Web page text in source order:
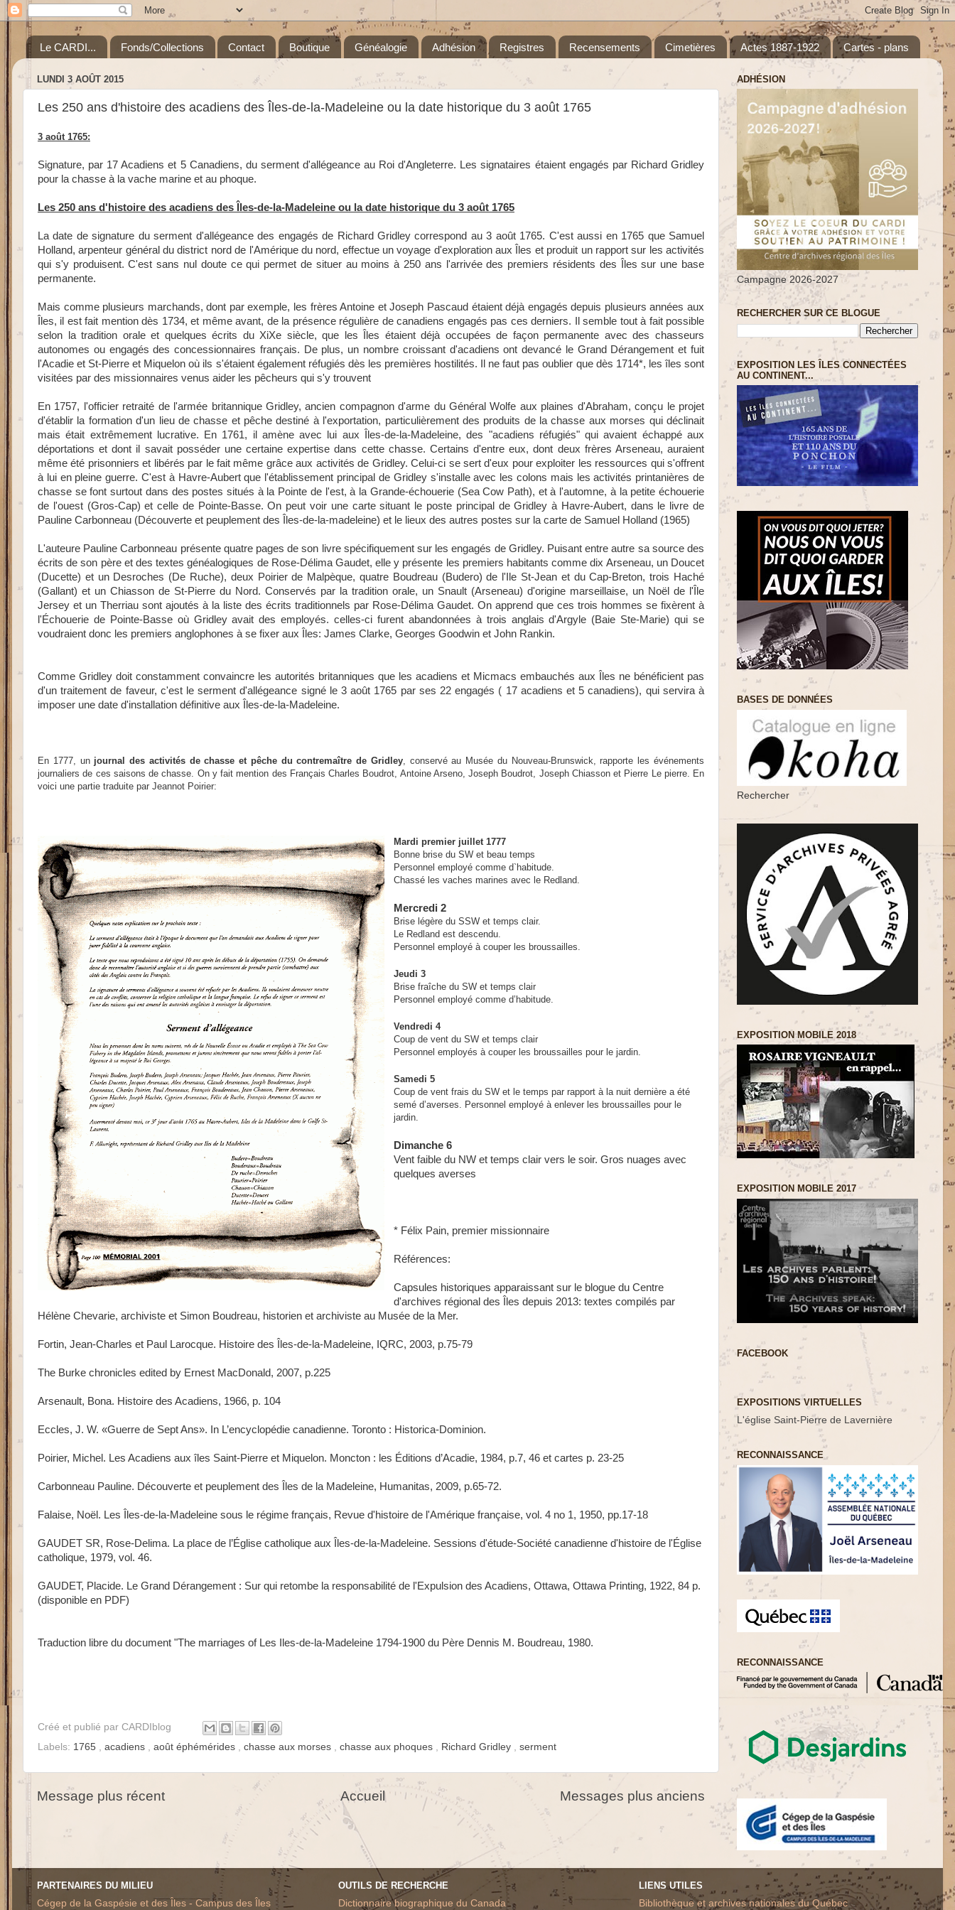
Le CARDI... Fonds/Collections Contact Boutique Généalogie Adhésion Registres Recensements Cimetières Actes 1887-1922 Cartes - plans
LUNDI 3 AOÛT 2015
Les 250 ans d'histoire des acadiens des Îles-de-la-Madeleine ou la date historique du 3 août 1765
3 août 1765:
Signature, par 17 Acadiens et 5 Canadiens, du serment d'allégeance au Roi d'Angleterre. Les signataires étaient engagés par Richard Gridley
pour la chasse à la vache marine et au phoque.
Les 250 ans d'histoire des acadiens des Îles-de-la-Madeleine ou la date historique du 3 août 1765
La date de signature du serment d'allégeance des engagés de Richard Gridley correspond au 3 août 1765. C'est aussi en 1765 que Samuel
Holland, arpenteur général du district nord de l'Amérique du nord, effectue un voyage d'exploration aux Îles et produit un rapport sur les activités
qui s'y produisent. C'est sans nul doute ce qui permet de situer au moins à 250 ans l'arrivée des premiers résidents des Îles sur une base
permanente.
Mais comme plusieurs marchands, dont par exemple, les frères Antoine et Joseph Pascaud étaient déjà engagés depuis plusieurs années aux
Îles, il est fait mention dès 1734, et même avant, de la présence régulière de canadiens engagés pas ces derniers. Il semble tout à fait possible
selon la tradition orale et quelques écrits du XiXe siècle, que les Îles étaient déjà occupées de façon permanente avec des chasseurs
autonomes ou engagés des concessionnaires français. De plus, un nombre croissant d'acadiens ont devancé le Grand Dérangement et fuit
l'Acadie et St-Pierre et Miquelon où ils s'étaient également réfugiés dès les premières hostilités. Il ne faut pas oublier que dès 1714*, les îles sont
visitées par des missionnaires venus aider les pêcheurs qui s'y trouvent
En 1757, l'officier retraité de l'armée britannique Gridley, ancien compagnon d'arme du Général Wolfe aux plaines d'Abraham, conçu le projet
d'établir la formation d'un lieu de chasse et pêche destiné à l'exportation, particulièrement des produits de la chasse aux morses qui déclinait
mais était extrêmement lucrative. En 1761, il amène avec lui aux Îles-de-la-Madeleine, des "acadiens réfugiés" qui avaient échappé aux
déportations et dont il savait posséder une certaine expertise dans cette chasse. Certains d'entre eux, dont deux frères Arseneau, auraient
même été prisonniers et libérés par le fait même grâce aux activités de Gridley. Celui-ci se sert d'eux pour exploiter les ressources qui s'offrent
à lui en pleine guerre. C'est à Havre-Aubert que l'établissement principal de Gridley s'installe avec les colons mais les activités printanières de
chasse se font surtout dans des postes situés à la Pointe de l'est, à la Grande-échouerie (Sea Cow Path), et à l'automne, à la petite échouerie
de l'ouest (Gros-Cap) et celle de Pointe-Basse. On peut voir une carte situant le poste principal de Gridley à Havre-Aubert, dans le livre de
Pauline Carbonneau (Découverte et peuplement des Îles-de-la-madeleine) et le lieux des autres postes sur la carte de Samuel Holland (1965)
L'auteure Pauline Carbonneau présente quatre pages de son livre spécifiquement sur les engagés de Gridley. Puisant entre autre sa source des
écrits de son père et des textes généalogiques de Rose-Délima Gaudet, elle y présente les premiers habitants comme dix Arseneau, un Doucet
(Ducette) et un Desroches (De Ruche), deux Poirier de Malpèque, quatre Boudreau (Budero) de l'Ile St-Jean et du Cap-Breton, trois Haché
(Gallant) et un Chiasson de St-Pierre du Nord. Conservés par la tradition orale, un Snault (Arseneau) d'origine marseillaise, un Noël de l'Île
Jersey et un Therriau sont ajoutés à la liste des écrits traditionnels par Rose-Délima Gaudet. On apprend que ces trois hommes se fixèrent à
l'Échouerie de Pointe-Basse où Gridley avait des employés. celles-ci furent abandonnées à trois anglais d'Argyle (Baie Ste-Marie) qui se
voudraient donc les premiers anglophones à se fixer aux Îles: James Clarke, Georges Goodwin et John Rankin.
Comme Gridley doit constamment convaincre les autorités britanniques que les acadiens et Micmacs embauchés aux Îles ne bénéficient pas
d'un traitement de faveur, c'est le serment d'allégeance signé le 3 août 1765 par ses 22 engagés ( 17 acadiens et 5 canadiens), qui servira à
imposer une date d'installation définitive aux Îles-de-la-Madeleine.
En 1777, un journal des activités de chasse et pêche du contremaître de Gridley, conservé au Musée du Nouveau-Brunswick, rapporte les événements
journaliers de ces saisons de chasse. On y fait mention des Français Charles Boudrot, Antoine Arseno, Joseph Boudrot, Joseph Chiasson et Pierre Le pierre. En
voici une partie traduite par Jeannot Poirier:
Mardi premier juillet 1777
Bonne brise du SW et beau temps
Personnel employé comme d`habitude.
Chassé les vaches marines avec le Redland.
Mercredi 2
Brise légère du SSW et temps clair.
Le Redland est descendu.
Personnel employé à couper les broussailles.
Jeudi 3
Brise fraîche du SW et temps clair
Personnel employé comme d’habitude.
Vendredi 4
Coup de vent du SW et temps clair
Personnel employés à couper les broussailles pour le jardin.
Samedi 5
Coup de vent frais du SW et le temps par rapport à la nuit dernière a été
semé d’averses. Personnel employé à enlever les broussailles pour le
jardin.
Dimanche 6
Vent faible du NW et temps clair vers le soir. Gros nuages avec
quelques averses
* Félix Pain, premier missionnaire
Références:
Capsules historiques apparaissant sur le blogue du Centre
d'archives régional des Îles depuis 2013: textes compilés par
Hélène Chevarie, archiviste et Simon Boudreau, historien et archiviste au Musée de la Mer.
Fortin, Jean-Charles et Paul Larocque. Histoire des Îles-de-la-Madeleine, IQRC, 2003, p.75-79
The Burke chronicles edited by Ernest MacDonald, 2007, p.225
Arsenault, Bona. Histoire des Acadiens, 1966, p. 104
Eccles, J. W. «Guerre de Sept Ans». In L’encyclopédie canadienne. Toronto : Historica-Dominion.
Poirier, Michel. Les Acadiens aux îles Saint-Pierre et Miquelon. Moncton : les Éditions d’Acadie, 1984, p.7, 46 et cartes p. 23-25
Carbonneau Pauline. Découverte et peuplement des Îles de la Madeleine, Humanitas, 2009, p.65-72.
Falaise, Noël. Les Îles-de-la-Madeleine sous le régime français, Revue d'histoire de l'Amérique française, vol. 4 no 1, 1950, pp.17-18
GAUDET SR, Rose-Delima. La place de l’Église catholique aux Îles-de-la-Madeleine. Sessions d'étude-Société canadienne d'histoire de l'Église
catholique, 1979, vol. 46.
GAUDET, Placide. Le Grand Dérangement : Sur qui retombe la responsabilité de l'Expulsion des Acadiens, Ottawa, Ottawa Printing, 1922, 84 p.
(disponible en PDF)
Traduction libre du document "The marriages of Les Iles-de-la-Madeleine 1794-1900 du Père Dennis M. Boudreau, 1980.
Créé et publié par CARDIblog
Labels: 1765 acadiens août éphémérides chasse aux morses chasse aux phoques Richard Gridley serment
Message plus récent Messages plus anciens
Accueil
ADHÉSION
Campagne 2026-2027
RECHERCHER SUR CE BLOGUE
EXPOSITION LES ÎLES CONNECTÉES
AU CONTINENT...
BASES DE DONNÉES
Rechercher
EXPOSITION MOBILE 2018
EXPOSITION MOBILE 2017
FACEBOOK
EXPOSITIONS VIRTUELLES
L'église Saint-Pierre de Lavernière
RECONNAISSANCE
RECONNAISSANCE
PARTENAIRES DU MILIEU
Cégep de la Gaspésie et des Îles - Campus des Îles
OUTILS DE RECHERCHE
Dictionnaire biographique du Canada
LIENS UTILES
Bibliothèque et archives nationales du Québec